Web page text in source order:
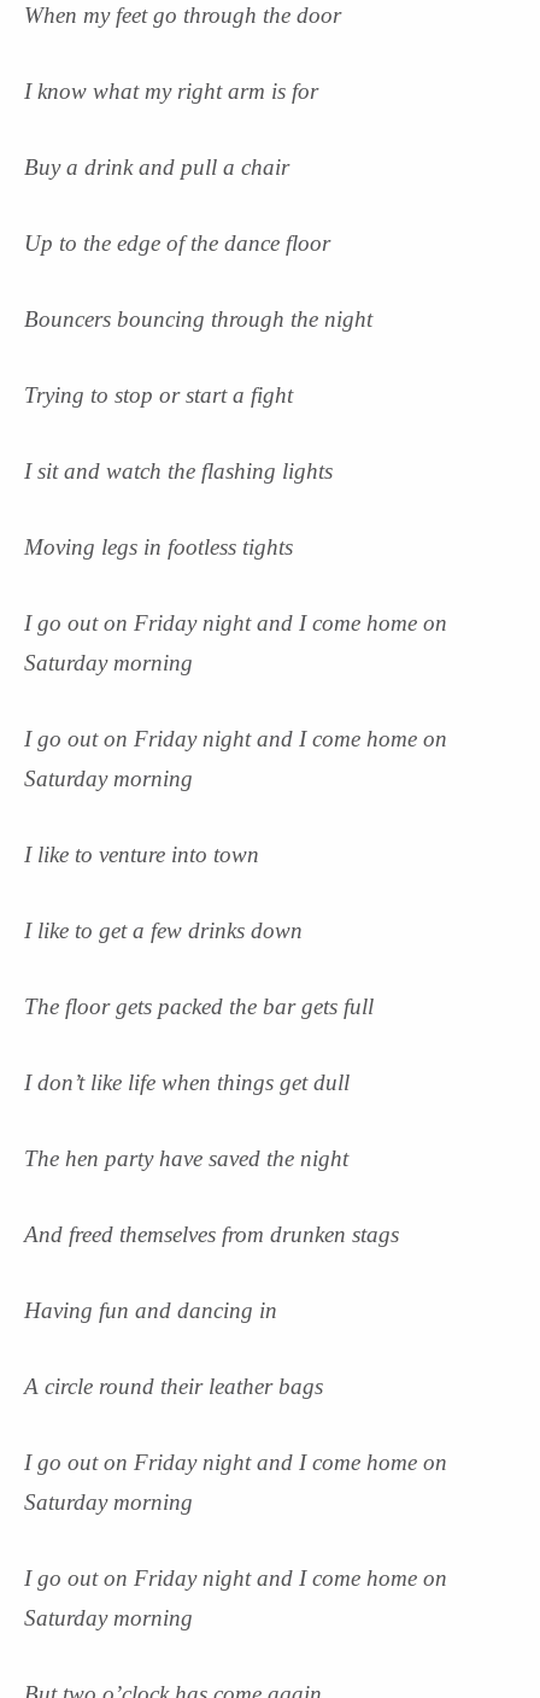
When my feet go through the door
I know what my right arm is for
Buy a drink and pull a chair
Up to the edge of the dance floor
Bouncers bouncing through the night
Trying to stop or start a fight
I sit and watch the flashing lights
Moving legs in footless tights
I go out on Friday night and I come home on
Saturday morning
I go out on Friday night and I come home on
Saturday morning
I like to venture into town
I like to get a few drinks down
The floor gets packed the bar gets full
I don’t like life when things get dull
The hen party have saved the night
And freed themselves from drunken stags
Having fun and dancing in
A circle round their leather bags
I go out on Friday night and I come home on
Saturday morning
I go out on Friday night and I come home on
Saturday morning